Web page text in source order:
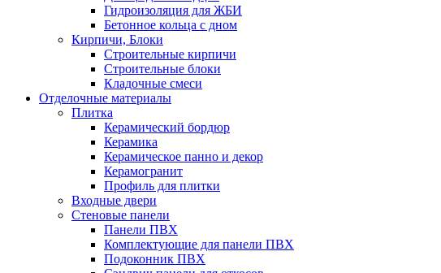
Гидроизоляция для ЖБИ
Бетонное кольца с дном
Кирпичи, Блоки
Строительные кирпичи
Строительные блоки
Кладочные смеси
Отделочные материалы
Плитка
Керамический бордюр
Керамика
Керамическое панно и декор
Керамогранит
Профиль для плитки
Входные двери
Стеновые панели
Панели ПВХ
Комплектующие для панели ПВХ
Подоконник ПВХ